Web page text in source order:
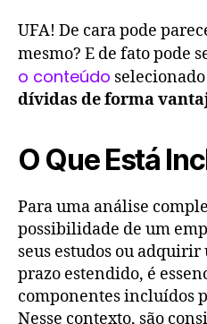
UFA! De cara pode
mesmo? E de fato pode
o conteúdo
dívidas de forma
O Que Está
Para uma análise
possibilidade de um
seus estudos ou
prazo estendido, é
componentes incluídos
Nesse contexto, são